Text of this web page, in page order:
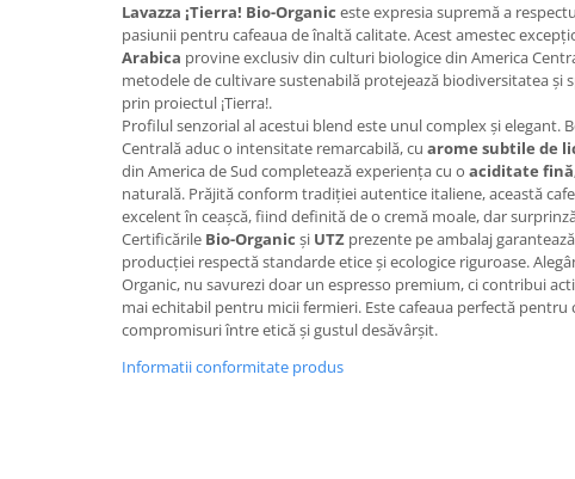
Stabilizatoare tensiune
Piese schimb espressoare
Accesorii si intretinere
Lavazza ¡Tierra! Bio-Organic este expresia supremă a
pasiunii pentru cafeaua de înaltă calitate. Acest amestec
Arabica provine exclusiv din culturi biologice din America
metodele de cultivare sustenabilă protejează biodiversitatea și
prin proiectul ¡Tierra!.
Profilul senzorial al acestui blend este unul complex și elegant.
Centrală aduc o intensitate remarcabilă, cu arome subtile de
din America de Sud completează experiența cu o aciditate
naturală. Prăjită conform tradiției autentice italiene, această
excelent în ceașcă, fiind definită de o cremă moale, dar
Certificările Bio-Organic și UTZ prezente pe ambalaj
producției respectă standarde etice și ecologice riguroase.
Organic, nu savurezi doar un espresso premium, ci contribui
mai echitabil pentru micii fermieri. Este cafeaua perfectă pentru
compromisuri între etică și gustul desăvârșit.
Informatii conformitate produs